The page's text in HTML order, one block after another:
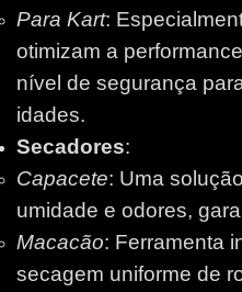
Para Kart:
otimizam a
nível de segurança
idades.
Secadores:
Capacete: Uma
umidade e odores,
Macacão: Ferramenta
secagem uniforme de